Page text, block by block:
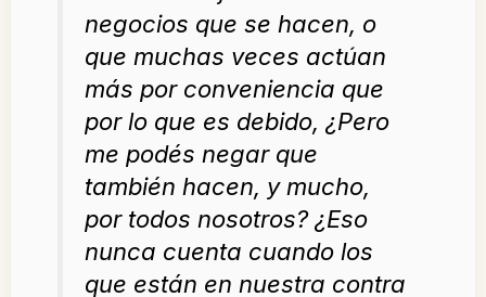
negocios que se hacen, o
que muchas veces actúan
más por conveniencia que
por lo que es debido, ¿Pero
me podés negar que
también hacen, y mucho,
por todos nosotros? ¿Eso
nunca cuenta cuando los
que están en nuestra contra